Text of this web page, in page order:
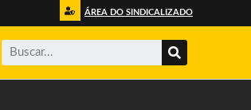
ÁREA DO SINDICALIZADO